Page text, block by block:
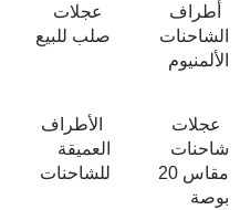
أطراف
الشاحنات
الألمنيوم
عجلات
صلب للبيع
عجلات
شاحنات
مقاس 20
بوصة
الأطراف
العميقة
للشاحنات